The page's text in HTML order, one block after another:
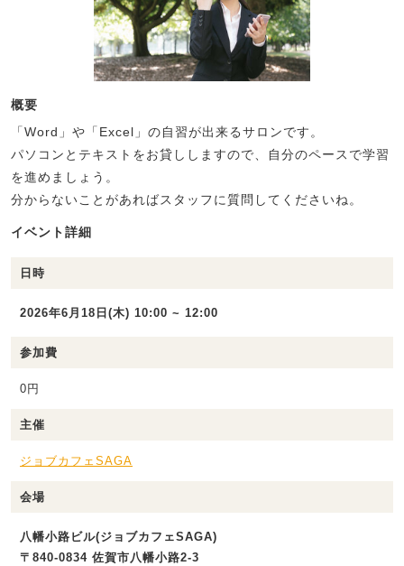
概要
「Word」や「Excel」の自習が出来るサロンです。
パソコンとテキストをお貸ししますので、自分のペースで学習
を進めましょう。
分からないことがあればスタッフに質問してくださいね。
イベント詳細
日時
2026年6月18日(木) 10:00 ~ 12:00
参加費
0円
主催
ジョブカフェSAGA
会場
八幡小路ビル(ジョブカフェSAGA)
〒840-0834 佐賀市八幡小路2-3